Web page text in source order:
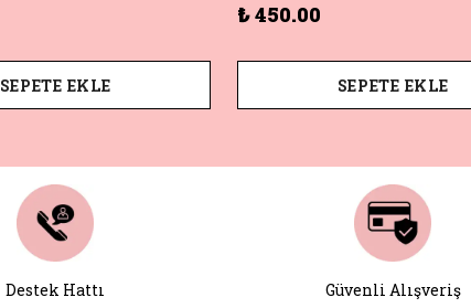
SEPETE EKLE
₺ 450.00
SEPETE EKLE
Destek Hattı
Güvenli Alışveriş